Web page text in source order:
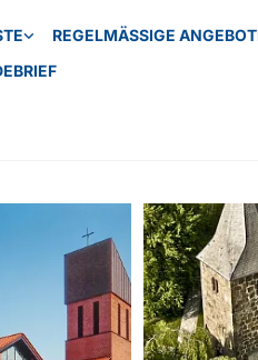
REGELMÄSSIGE ANGEBOTE